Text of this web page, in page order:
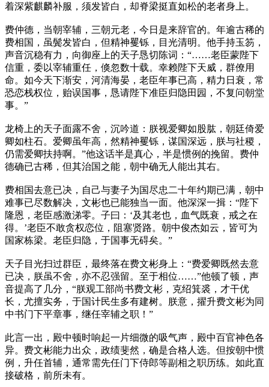
着深紫麒麟补服，须发皆白，却脊梁挺直如松的老者身上。
费仲德，当朝宰辅，三朝元老，今日是来辞官的。年逾古稀的
费相国，虽鬓发皆白，但精神矍铄，目光清明。他手持玉笏，
声音沉稳有力，向御座上的天子恳切陈词：“……老臣蒙陛下
信重，委以宰辅重任，倏忽数十载。幸赖陛下天威，群僚用
命。如今天下渐安，河清海晏，老臣年事已高，精力日衰，常
恐恋栈权位，贻误国事，恳请陛下准臣归隐田园，不复问朝堂
事。”
龙椅上的天子面露不舍，沉吟道：朕视爱卿如股肱，朝廷倚爱
卿如柱石。爱卿虽年高，然精神矍铄，谋国深远，朕与社稷，
仍需爱卿扶持啊。”他这话半是真心，半是惯例的挽留。费仲
德确已古稀，但其治国之能，朝中确无人能出其右。
费相国去意已决，自己与妻子为国尽忠二十年约期已满，朝中
难事已尽数解决，文彬也已能独当一面。他深深一揖：“陛下
隆恩，老臣感激涕零。子曰：‘及其老也，血气既衰，戒之在
得。’老臣不敢贪权恋位，阻塞贤路。朝中俊杰如云，皆可为
国家栋梁。老臣归隐，于国事无碍矣。”
天子目光扫过群臣，最终落在费文彬身上：“费爱卿既然去意
已决，朕虽不舍，亦不忍强留。至于相位……”他顿了顿，声
音提高了几分，“朕观工部尚书费文彬，克绍箕裘，才干优
长，尤擅实务，于国计民生多有建树。朕意，擢升费文彬为同
中书门下平章事，继任宰辅之职！”
此言一出，殿中顿时响起一片细微的吸气声，殿中百官神色各
异。费文彬能力出众，政绩斐然，确是合格人选。但按朝中惯
例，升任首辅，通常需先任门下侍郎等副相之职历练。如此直
接破格，前所未有。